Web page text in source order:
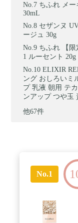
ちふれ メ
30mL
セザンヌ
ージュ 30g
ちふれ 【
1 ルーセント 20g
ELIXIR
ング おしろいミ
プ 乳液 朝用 テ
ンアップ つや玉
他67件
No.1